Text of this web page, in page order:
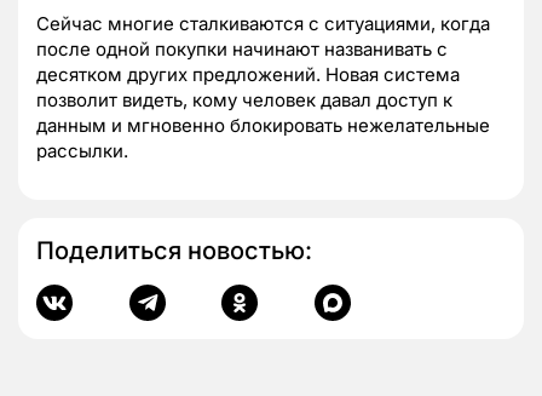
Сейчас многие сталкиваются с ситуациями, когда
после одной покупки начинают названивать с
десятком других предложений. Новая система
позволит видеть, кому человек давал доступ к
данным и мгновенно блокировать нежелательные
рассылки.
Поделиться новостью: